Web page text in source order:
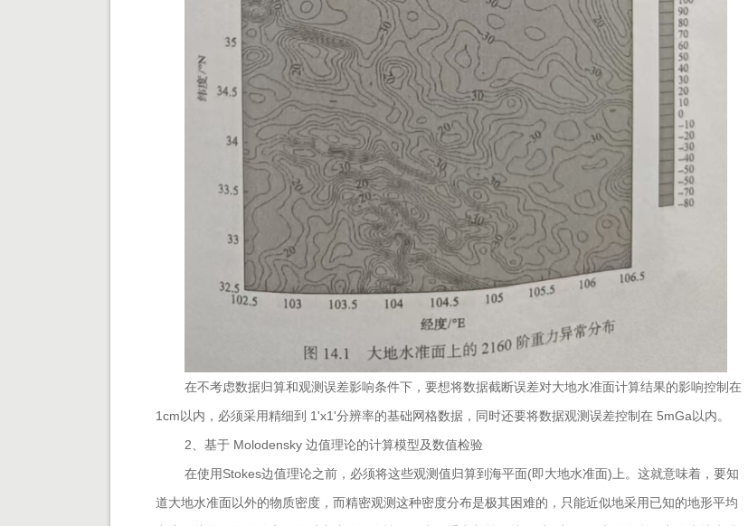
在不考虑数据归算和观测误差影响条件下，要想将数据截断误差对大地水准面计算结果的影响控制在
1cm以内，必须采用精细到 1'x1'分辨率的基础网格数据，同时还要将数据观测误差控制在 5mGa以内。
2、 基于 Molodensky 边值理论的计算模型及数值检验
在使用Stokes边值理论之前，必须将这些观测值归算到海平面(即大地水准面)上。这就意味着，要知
道大地水准面以外的物质密度，而精密观测这种密度分布是极其困难的，只能近似地采用已知的地形平均